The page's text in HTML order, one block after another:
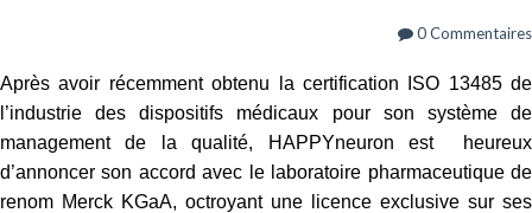
0 Commentaires
Après avoir récemment obtenu la certification ISO 13485 de
l’industrie des dispositifs médicaux pour son système de
management de la qualité, HAPPYneuron est heureux
d’annoncer son accord avec le laboratoire pharmaceutique de
renom Merck KGaA, octroyant une licence exclusive sur ses